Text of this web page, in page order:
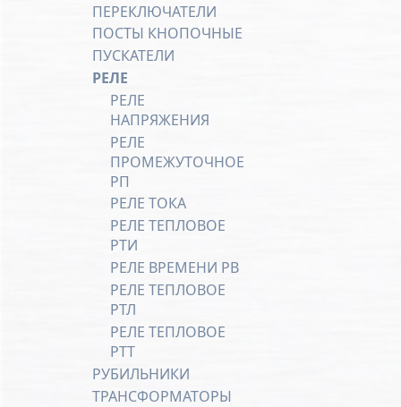
ПЕРЕКЛЮЧАТЕЛИ
ПОСТЫ КНОПОЧНЫЕ
ПУСКАТЕЛИ
РЕЛЕ
РЕЛЕ
НАПРЯЖЕНИЯ
РЕЛЕ
ПРОМЕЖУТОЧНОЕ
РП
РЕЛЕ ТОКА
РЕЛЕ ТЕПЛОВОЕ
РТИ
РЕЛЕ ВРЕМЕНИ РВ
РЕЛЕ ТЕПЛОВОЕ
РТЛ
РЕЛЕ ТЕПЛОВОЕ
РТТ
РУБИЛЬНИКИ
ТРАНСФОРМАТОРЫ